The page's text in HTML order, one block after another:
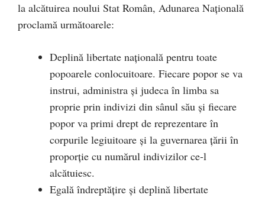
la alcătuirea noului Stat Român, Adunarea Națională
proclamă următoarele:
Deplină libertate națională pentru toate
popoarele conlocuitoare. Fiecare popor se va
instrui, administra și judeca în limba sa
proprie prin indivizi din sânul său și fiecare
popor va primi drept de reprezentare în
corpurile legiuitoare și la guvernarea țării în
proporție cu numărul indivizilor ce-l
alcătuiesc.
Egală îndreptățire și deplină libertate